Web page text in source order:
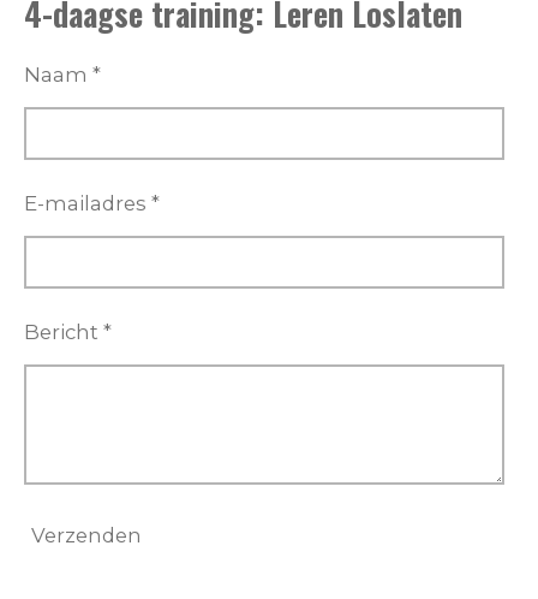
4-daagse training: Leren Loslaten
Naam *
E-mailadres *
Bericht *
Verzenden